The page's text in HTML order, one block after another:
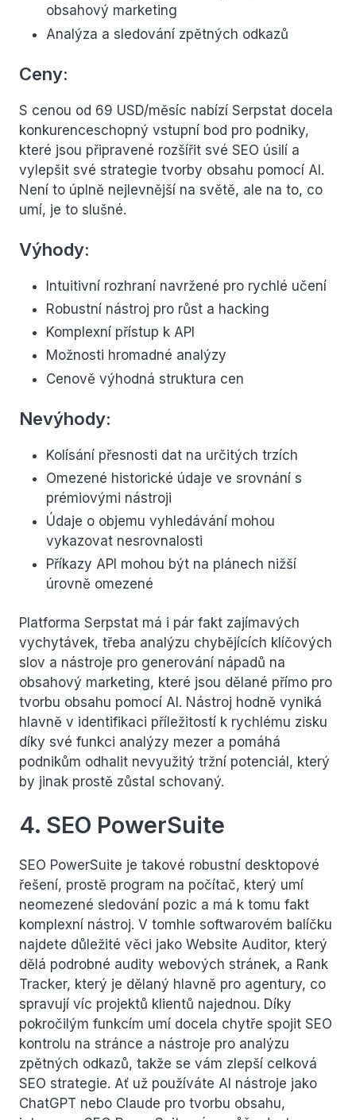
obsahový marketing
Analýza a sledování zpětných odkazů
Ceny:
S cenou od 69 USD/měsíc nabízí Serpstat docela
konkurenceschopný vstupní bod pro podniky,
které jsou připravené rozšířit své SEO úsilí a
vylepšit své strategie tvorby obsahu pomocí AI.
Není to úplně nejlevnější na světě, ale na to, co
umí, je to slušné.
Výhody:
Intuitivní rozhraní navržené pro rychlé učení
Robustní nástroj pro růst a hacking
Komplexní přístup k API
Možnosti hromadné analýzy
Cenově výhodná struktura cen
Nevýhody:
Kolísání přesnosti dat na určitých trzích
Omezené historické údaje ve srovnání s
prémiovými nástroji
Údaje o objemu vyhledávání mohou
vykazovat nesrovnalosti
Příkazy API mohou být na plánech nižší
úrovně omezené
Platforma Serpstat má i pár fakt zajímavých
vychytávek, třeba analýzu chybějících klíčových
slov a nástroje pro generování nápadů na
obsahový marketing, které jsou dělané přímo pro
tvorbu obsahu pomocí AI. Nástroj hodně vyniká
hlavně v identifikaci příležitostí k rychlému zisku
díky své funkci analýzy mezer a pomáhá
podnikům odhalit nevyužitý tržní potenciál, který
by jinak prostě zůstal schovaný.
4. SEO PowerSuite
SEO PowerSuite je takové robustní desktopové
řešení, prostě program na počítač, který umí
neomezené sledování pozic a má k tomu fakt
komplexní nástroj. V tomhle softwarovém balíčku
najdete důležité věci jako Website Auditor, který
dělá podrobné audity webových stránek, a Rank
Tracker, který je dělaný hlavně pro agentury, co
spravují víc projektů klientů najednou. Díky
pokročilým funkcím umí docela chytře spojit SEO
kontrolu na stránce a nástroje pro analýzu
zpětných odkazů, takže se vám zlepší celková
SEO strategie. Ať už používáte AI nástroje jako
ChatGPT nebo Claude pro tvorbu obsahu,